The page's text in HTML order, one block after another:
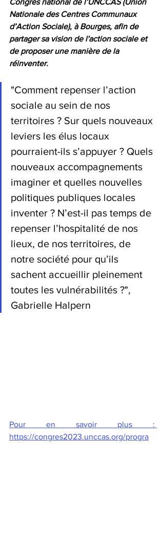
Congrès national de l’UNCCAS (Union
Nationale des Centres Communaux
d’Action Sociale), à Bourges, afin de
partager sa vision de l'action sociale et
de proposer une manière de la
réinventer.
"Comment repenser l’action
sociale au sein de nos
territoires ? Sur quels nouveaux
leviers les élus locaux
pourraient-ils s’appuyer ? Quels
nouveaux accompagnements
imaginer et quelles nouvelles
politiques publiques locales
inventer ? N’est-il pas temps de
repenser l’hospitalité de nos
lieux, de nos territoires, de
notre société pour qu’ils
sachent accueillir pleinement
toutes les vulnérabilités ?",
Gabrielle Halpern
Pour en savoir plus :
https://congres2023.unccas.org/progra